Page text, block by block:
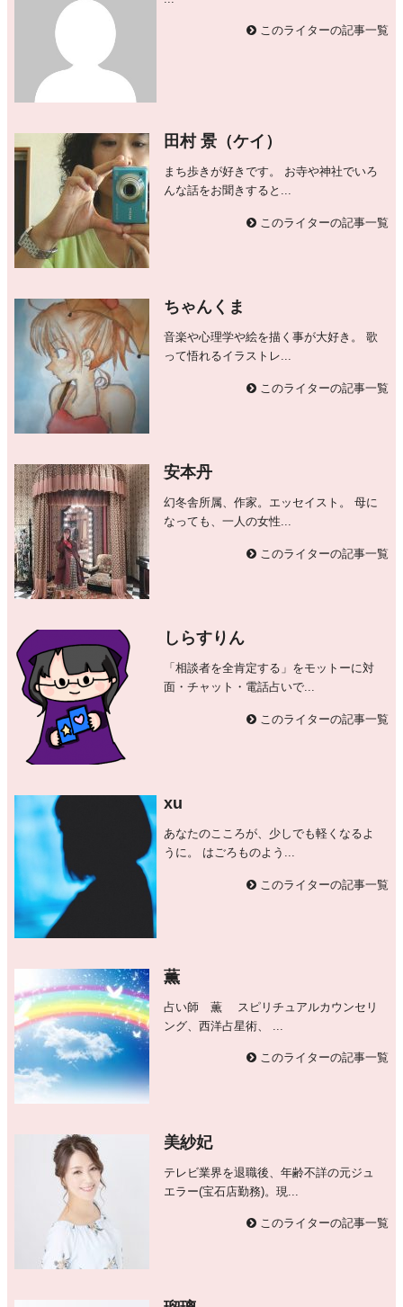
このライターの記事一覧
田村 景（ケイ）
まち歩きが好きです。 お寺や神社でいろ
んな話をお聞きすると...
このライターの記事一覧
ちゃんくま
音楽や心理学や絵を描く事が大好き。 歌
って悟れるイラストレ...
このライターの記事一覧
安本丹
幻冬舎所属、作家。エッセイスト。 母に
なっても、一人の女性...
このライターの記事一覧
しらすりん
「相談者を全肯定する」をモットーに対
面・チャット・電話占いで...
このライターの記事一覧
xu
あなたのこころが、少しでも軽くなるよ
うに。 はごろものよう...
このライターの記事一覧
薫
占い師 薫 スピリチュアルカウンセリ
ング、西洋占星術、 ...
このライターの記事一覧
美紗妃
テレビ業界を退職後、年齢不詳の元ジュ
エラー(宝石店勤務)。現...
このライターの記事一覧